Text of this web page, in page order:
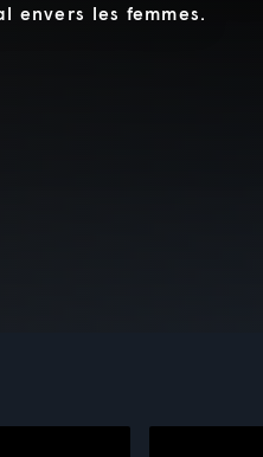
envers les femmes.